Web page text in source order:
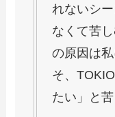
れないシ
なくて苦
の原因は
そ、
たい」と